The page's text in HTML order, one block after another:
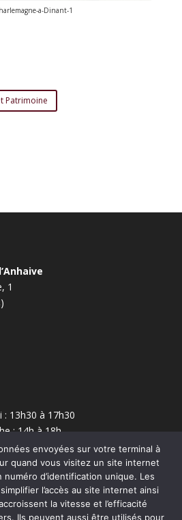
a-Dinant-1
Patrimoine
1
: 13h30 à 17h30
: 14h à 18h
30 minutes et 1 h
fermé le 21 juillet
envoyées sur votre terminal à
quand vous visitez un site internet
d’identification unique. Les
l’accès au site internet ainsi
la vitesse et l’efficacité
Ils peuvent aussi être utilisés pour